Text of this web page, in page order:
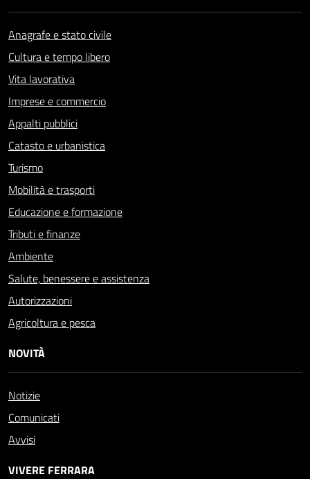
Anagrafe e stato civile
Cultura e tempo libero
Vita lavorativa
Imprese e commercio
Appalti pubblici
Catasto e urbanistica
Turismo
Mobilità e trasporti
Educazione e formazione
Tributi e finanze
Ambiente
Salute, benessere e assistenza
Autorizzazioni
Agricoltura e pesca
NOVITÀ
Notizie
Comunicati
Avvisi
VIVERE FERRARA